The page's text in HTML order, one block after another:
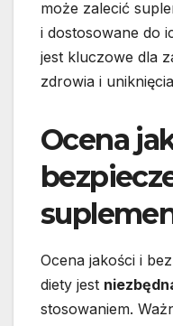
może zalecić
i dostosowane do
jest kluczowe dla
zdrowia i
Ocena
Ocena jakości i
diety jest
stosowaniem.